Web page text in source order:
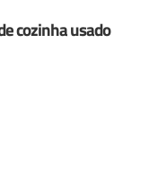
cozinha usado